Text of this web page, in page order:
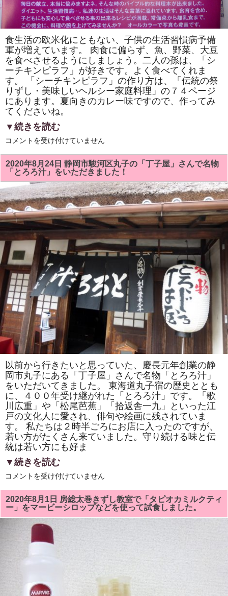
食生活の欧米化にともない、子供の生活習慣病予備
軍が増えています。 肉食に偏らず、魚、野菜、大豆
を食べさせるようにしましょう。二人の孫は、「シ
ーチキンピラフ」が好きです。よく食べてくれま
す。 「シーチキンピラフ」の作り方は、「伝統の祭
りずし・美味しいヘルシー家庭料理」の７４ページ
にあります。夏向きのカレー味ですので、作ってみ
てくださいね。
▼続きを読む
肉
に
偏
ら
ず、
魚、
野
菜、
大
豆
を
食
べ
さ
せ
て、
子
供
の
頃
か
ら
生
活
習
慣
病
予
防
を
心
が
け
ま
し
ょ
う!
は
コメントを受け付けていません
2020年8月24日 静岡市駿河区丸子の「丁子屋」さんで名物
「とろろ汁」をいただきました！
以前から行きたいと思っていた、慶長元年創業の静
岡市丸子にある「丁子屋」さんで名物「とろろ汁」
をいただいてきました。 東海道丸子宿の歴史ととも
に、４００年受け継がれた「とろろ汁」です。「歌
川広重」や「松尾芭蕉」「拾返舎一九」といった江
戸の文化人に愛され、俳句や絵画に残されていま
す。 私たちは２時半ごろにお店に入ったのですが、
若い方がたくさん来ていました。守り続ける味と伝
統は若い方にも好ま
▼続きを読む
静
市
駿
河
丸
「丁
さ
コメントを受け付けていません
2020年8月1日 房総太巻きずし教室で「タピオカミルクティ
ー」をマービーシロップなどを使って試食しました。